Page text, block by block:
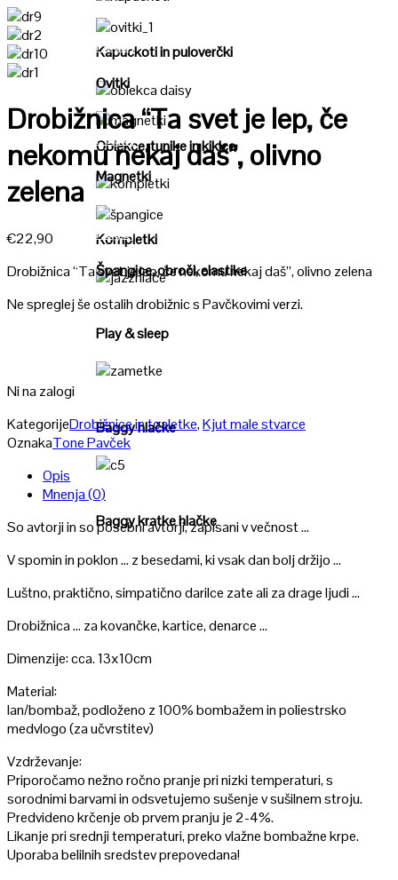
Poglej
Kapuckoti in puloverčki
Poglej
Oblekce, tunike in kiklce
Poglej
Kompletki
Poglej
Play & sleep
Baggy hlačke
Baggy kratke hlačke
Poglej
Ovitki
Poglej
Magnetki
Poglej
Špangice, obroči, elastike
Drobižnica “Ta svet je lep, če
nekomu nekaj daš”, olivno
zelena
€22,90
Drobižnica “Ta svet je lep, če nekomu nekaj daš”, olivno zelena
Ne spreglej še ostalih drobižnic s Pavčkovimi verzi.
Ni na zalogi
KategorijeDrobižnice in toaletke,Kjut male stvarce
OznakaTone Pavček
Opis
Mnenja (0)
So avtorji in so posebni avtorji, zapisani v večnost …
V spomin in poklon … z besedami, ki vsak dan bolj držijo …
Luštno, praktično, simpatično darilce zate ali za drage ljudi …
Drobižnica … za kovančke, kartice, denarce …
Dimenzije: cca. 13x10cm
Material:
lan/bombaž, podloženo z 100% bombažem in poliestrsko
medvlogo (za učvrstitev)
Vzdrževanje:
Priporočamo nežno ročno pranje pri nizki temperaturi, s
sorodnimi barvami in odsvetujemo sušenje v sušilnem stroju.
Predvideno krčenje ob prvem pranju je 2-4%.
Likanje pri srednji temperaturi, preko vlažne bombažne krpe.
Uporaba belilnih sredstev prepovedana!